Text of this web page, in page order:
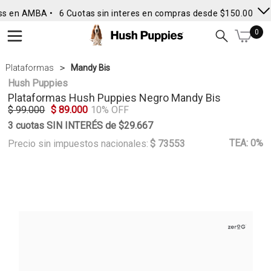
en AMBA • 6 Cuotas sin interes en compras desde $150.000 •
0
Plataformas Mandy Bis
Hush Puppies
Plataformas Hush Puppies Negro Mandy Bis
$ 99.000 $ 89.000 10% OFF
3 cuotas SIN INTERÉS de $29.667
Precio sin impuestos nacionales: $ 73553 TEA: 0%